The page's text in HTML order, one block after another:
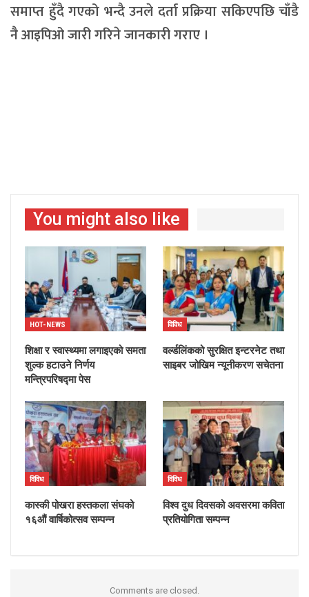
समाप्त हुँदै गएको भन्दै उनले दर्ता प्रक्रिया सकिएपछि चाँडै
नै आइपिओ जारी गरिने जानकारी गराए ।
You might also like
HOT-NEWS
शिक्षा र स्वास्थ्यमा लगाइएको समता
शुल्क हटाउने निर्णय
मन्त्रिपरिषद्मा पेस
विविध
वर्ल्डलिंकको सुरक्षित इन्टरनेट तथा
साइबर जोखिम न्यूनीकरण सचेतना
विविध
कास्की पोखरा हस्तकला संघको
१६औं वार्षिकोत्सव सम्पन्न
विविध
विश्व दुध दिवसको अवसरमा कविता
प्रतियोगिता सम्पन्न
Comments are closed.